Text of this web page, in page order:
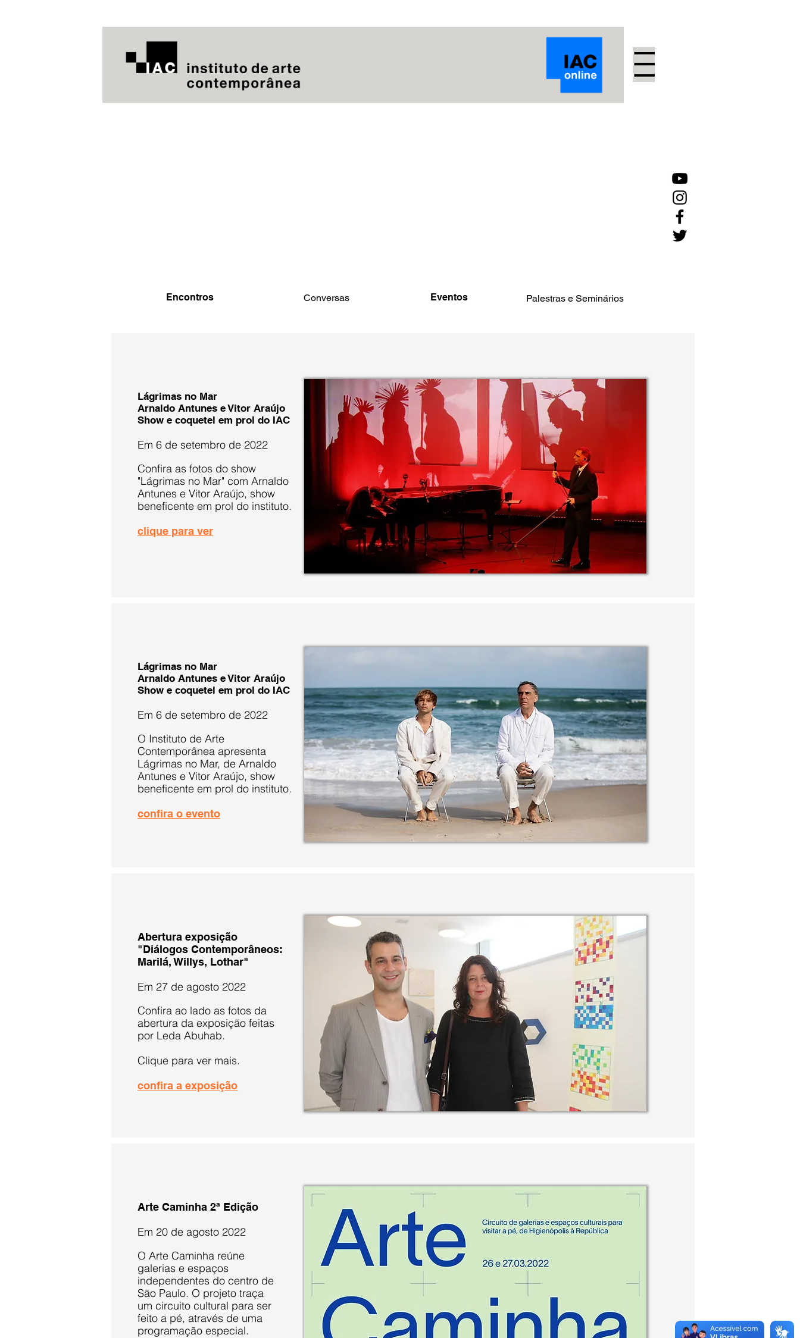
Encontros Conversas Eventos Palestras e Seminários
Lágrimas no Mar
Arnaldo Antunes e Vitor Araújo
Show e coquetel em prol do IAC
Em 6 de setembro de 2022
Confira as fotos do show
"Lágrimas no Mar" com Arnaldo
Antunes e Vitor Araújo, show
beneficente em prol do instituto.
clique para ver
Lágrimas no Mar
Arnaldo Antunes e Vitor Araújo
Show e coquetel em prol do IAC
Em 6 de setembro de 2022
O Instituto de Arte
Contemporânea apresenta
Lágrimas no Mar, de Arnaldo
Antunes e Vitor Araújo, show
beneficente em prol do instituto.
confira o evento
Abertura exposição
"Diálogos Contemporâneos:
Marilá, Willys, Lothar"
Em 27 de agosto 2022
Confira ao lado as fotos da
abertura da exposição feitas
por Leda Abuhab.
Clique para ver mais.
confira a exposição
Arte Caminha 2ª Edição
Em 20 de agosto 2022
O Arte Caminha reúne
galerias e espaços
independentes do centro de
São Paulo. O projeto traça
um circuito cultural para ser
feito a pé, através de uma
programação especial.